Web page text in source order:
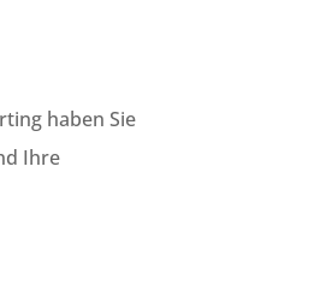
haben Sie
Ihre